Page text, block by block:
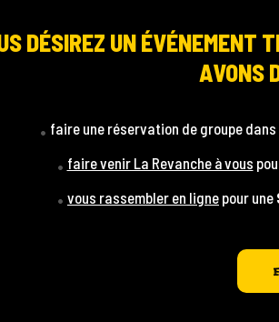
DÉSIREZ UN ÉVÉNEMENT
AVONS
faire une réservation de groupe dans
faire venir La Revanche à vous
vous rassembler en ligne pour une